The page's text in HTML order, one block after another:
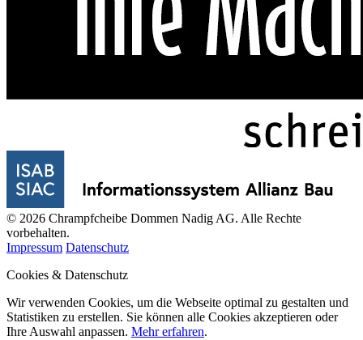
© 2026 Chrampfcheibe Dommen Nadig AG. Alle Rechte
vorbehalten.
Impressum Datenschutz
Cookies & Datenschutz
Wir verwenden Cookies, um die Webseite optimal zu gestalten und
Statistiken zu erstellen. Sie können alle Cookies akzeptieren oder
Ihre Auswahl anpassen. Mehr erfahren.